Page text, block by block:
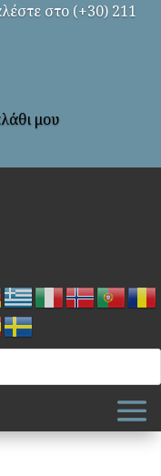
στο (+30) 211
μου